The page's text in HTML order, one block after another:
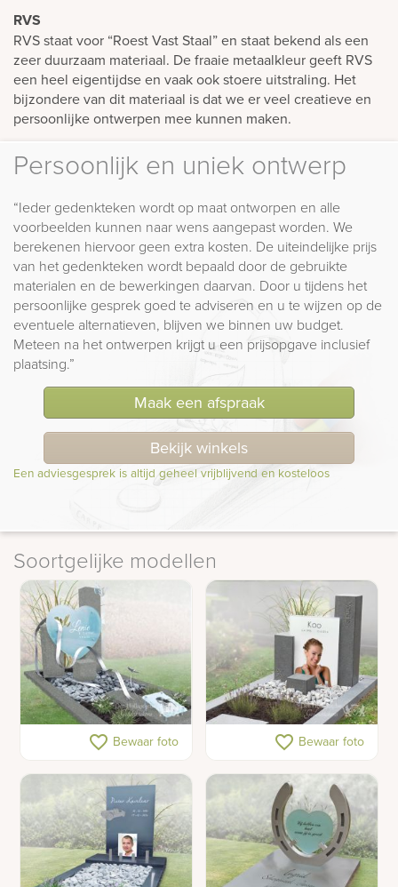
RVS
RVS staat voor “Roest Vast Staal” en staat bekend als een
zeer duurzaam materiaal. De fraaie metaalkleur geeft RVS
een heel eigentijdse en vaak ook stoere uitstraling. Het
bijzondere van dit materiaal is dat we er veel creatieve en
persoonlijke ontwerpen mee kunnen maken.
Persoonlijk en uniek ontwerp
“Ieder gedenkteken wordt op maat ontworpen en alle
voorbeelden kunnen naar wens aangepast worden. We
berekenen hiervoor geen extra kosten. De uiteindelijke prijs
van het gedenkteken wordt bepaald door de gebruikte
materialen en de bewerkingen daarvan. Door u tijdens het
persoonlijke gesprek goed te adviseren en u te wijzen op de
eventuele alternatieven, blijven we binnen uw budget.
Meteen na het ontwerpen krijgt u een prijsopgave inclusief
plaatsing.”
Maak een afspraak
Bekijk winkels
Een adviesgesprek is altijd geheel vrijblijvend en kosteloos
Soortgelijke modellen
Glazen hart in
kindermonument
favorite_border Bewaar foto
Modern zuilen
gedenkteken met foto op
glas
favorite_border Bewaar foto